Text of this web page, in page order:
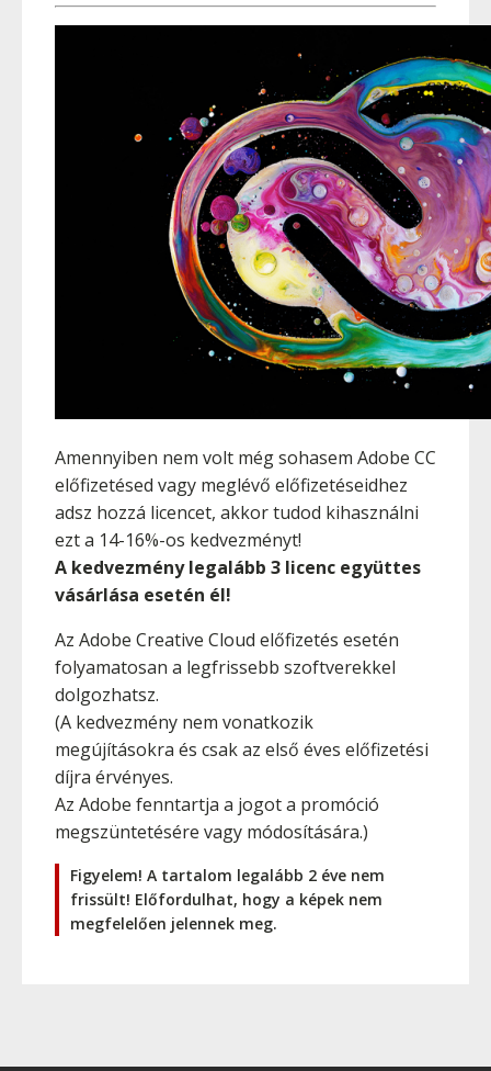
Amennyiben nem volt még sohasem Adobe CC
előfizetésed vagy meglévő előfizetéseidhez
adsz hozzá licencet, akkor tudod kihasználni
ezt a 14-16%-os kedvezményt!
A kedvezmény legalább 3 licenc együttes
vásárlása esetén él!
Az Adobe Creative Cloud előfizetés esetén
folyamatosan a legfrissebb szoftverekkel
dolgozhatsz.
(A kedvezmény nem vonatkozik
megújításokra és csak az első éves előfizetési
díjra érvényes.
Az Adobe fenntartja a jogot a promóció
megszüntetésére vagy módosítására.)
Figyelem! A tartalom legalább 2 éve nem
frissült! Előfordulhat, hogy a képek nem
megfelelően jelennek meg.